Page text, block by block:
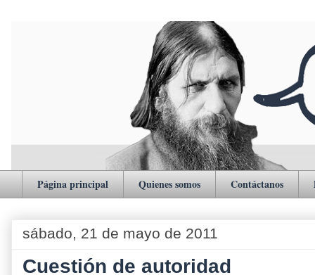
Página principal Quienes somos Contáctanos
sábado, 21 de mayo de 2011
Cuestión de autoridad